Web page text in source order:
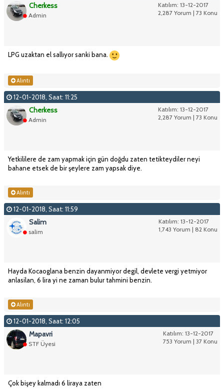
Katılım: 13-12-2017
2,287 Yorum | 73 Konu
Cherkess
Admin
LPG uzaktan el sallıyor sanki bana.
Alıntı
12-01-2018, Saat: 11:25
Katılım: 13-12-2017
2,287 Yorum | 73 Konu
Cherkess
Admin
Yetkililere de zam yapmak için gün doğdu zaten tetikteydiler neyi
bahane etsek de bir şeylere zam yapsak diye.
Alıntı
12-01-2018, Saat: 11:59
Katılım: 13-12-2017
1,743 Yorum | 82 Konu
Salim
salim
Hayda Kocaoglana benzin dayanmiyor degil, devlete vergi yetmiyor
anlasilan, 6 lira yi ne zaman bulur tahmini benzin.
Alıntı
12-01-2018, Saat: 12:05
Katılım: 13-12-2017
753 Yorum | 37 Konu
Mapavri
STF Üyesi
Çok bişey kalmadı 6 liraya zaten